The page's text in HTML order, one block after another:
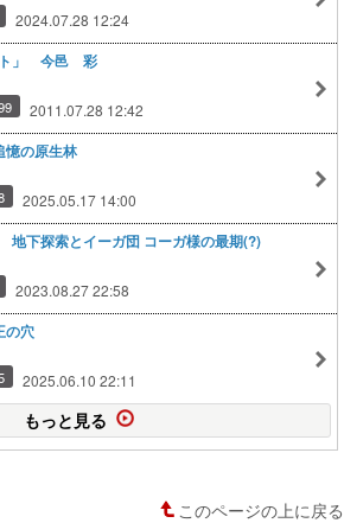
2024.07.28 12:24
ト」 今邑 彩
2011.07.28 12:42
の原生林
2025.05.17 14:00
下探索とイーガ団 コーガ様の最期(?)
2023.08.27 22:58
の穴
2025.06.10 22:11
もっと見る
このページの上に戻る